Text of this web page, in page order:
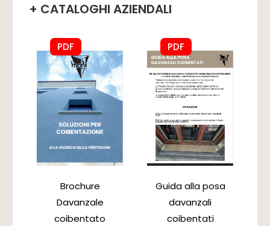
+ CATALOGHI AZIENDALI
PDF
Brochure
Davanzale
coibentato
PDF
Guida alla posa
davanzali
coibentati